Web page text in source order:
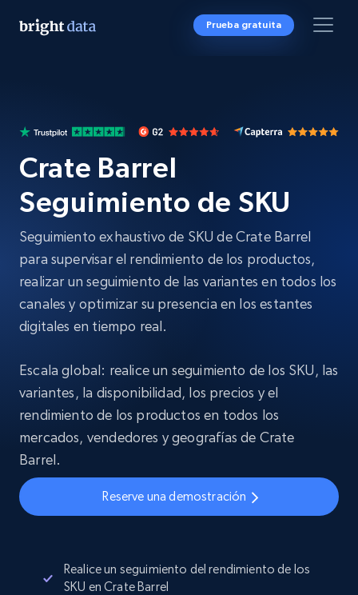
Prueba gratuita
Crate Barrel
Seguimiento de SKU
Seguimiento exhaustivo de SKU de Crate Barrel
para supervisar el rendimiento de los productos,
realizar un seguimiento de las variantes en todos los
canales y optimizar su presencia en los estantes
digitales en tiempo real.
Escala global: realice un seguimiento de los SKU, las
variantes, la disponibilidad, los precios y el
rendimiento de los productos en todos los
mercados, vendedores y geografías de Crate
Barrel.
Reserve una demostración
Realice un seguimiento del rendimiento de los
SKU en Crate Barrel